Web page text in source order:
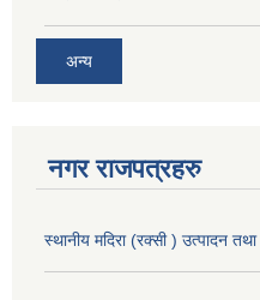
अन्य
नगर राजपत्रहरु
स्थानीय मदिरा (रक्सी ) उत्पादन